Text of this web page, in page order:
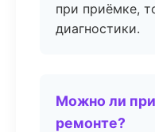
при приёмке,
диагностики.
Можно ли
ремонте?